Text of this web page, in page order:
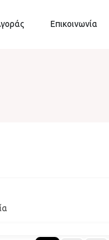
Επικοινωνία